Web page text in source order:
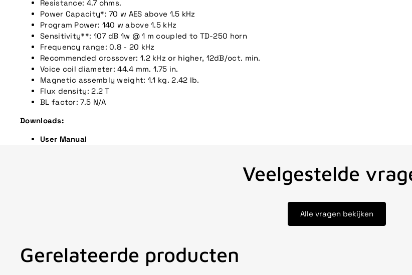
Resistance: 4.7 ohms.
Power Capacity*: 70 w AES above 1.5 kHz
Program Power: 140 w above 1.5 kHz
Sensitivity**: 107 dB 1w @ 1 m coupled to TD-250 horn
Frequency range: 0.8 - 20 kHz
Recommended crossover: 1.2 kHz or higher, 12dB/oct. min.
Voice coil diameter: 44.4 mm. 1.75 in.
Magnetic assembly weight: 1.1 kg. 2.42 lb.
Flux density: 2.2 T
BL factor: 7.5 N/A
Downloads:
User Manual
Veelgestelde
Alle vragen bekijken
Gerelateerde producten